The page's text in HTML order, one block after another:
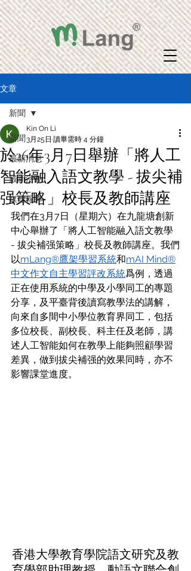
文章
新聞
最新消息
最新活動
媒體報導
新聞
於26年3月7日舉辦「將人工
智能融入語文教學 - 拔尖補
强策略」校長及教師講座
Kin On Li
3月25日 讀畢需時 4 分鐘
我們在3月7日（星期六）在九龍塘創新
中心舉辦了「將人工智能融入語文教學
- 拔尖補强策略」校長及教師講座。我們
以mLang®鷹架學習系統和mAI Mind®
中文作文自主學習評改系統爲例，透過
正在使用系統的中學及小學同工的專題
分享，及平臺背後讀寫教學法的講解，
向來自多間中小學位教育界同工，包括
多位校長、副校長、科主任及老師，講
述人工智能如何在教學上能夠照顧學習
差異，做到拔尖補强的效果同時，亦不
影響課堂進度。
香港大學教育學院語文研究及教